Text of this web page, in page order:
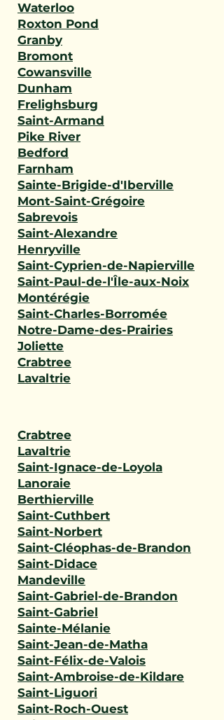
Waterloo
Roxton Pond
Granby
Bromont
Cowansville
Dunham
Frelighsburg
Saint-Armand
Pike River
Bedford
Farnham
Sainte-Brigide-d'Iberville
Mont-Saint-Grégoire
Sabrevois
Saint-Alexandre
Henryville
Saint-Cyprien-de-Napierville
Saint-Paul-de-l'Île-aux-Noix
Montérégie
Saint-Charles-Borromée
Notre-Dame-des-Prairies
Joliette
Crabtree
Lavaltrie
Crabtree
Lavaltrie
Saint-Ignace-de-Loyola
Lanoraie
Berthierville
Saint-Cuthbert
Saint-Norbert
Saint-Cléophas-de-Brandon
Saint-Didace
Mandeville
Saint-Gabriel-de-Brandon
Saint-Gabriel
Sainte-Mélanie
Saint-Jean-de-Matha
Saint-Félix-de-Valois
Saint-Ambroise-de-Kildare
Saint-Liguori
Saint-Roch-Ouest